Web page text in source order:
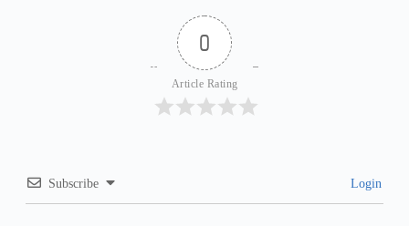
0
Article Rating
Subscribe Login